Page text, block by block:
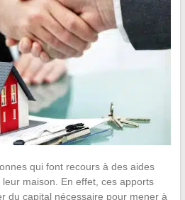
qui font recours à des aides
maison. En effet, ces apports
du capital nécessaire pour mener à